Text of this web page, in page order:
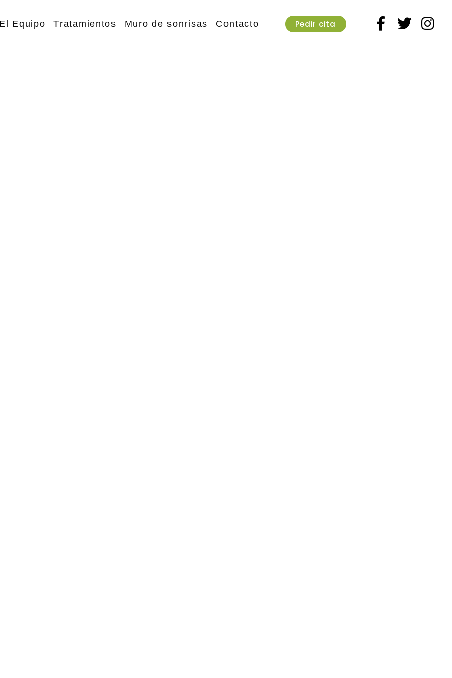
Equipo Tratamientos Muro de sonrisas Contacto Pedir cita